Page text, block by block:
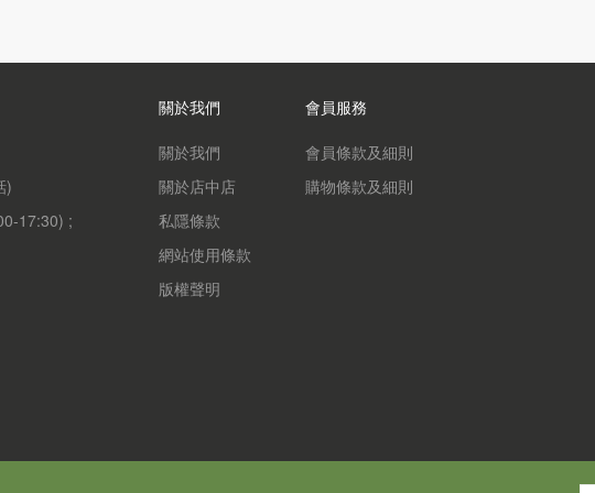
)
17:30) ;
關於我們
關於我們
關於店中店
私隱條款
網站使用條款
版權聲明
會員服務
會員條款及細則
購物條款及細則